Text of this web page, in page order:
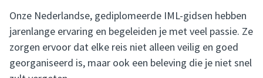
Onze Nederlandse, gediplomeerde IML-gidsen hebben
jarenlange ervaring en begeleiden je met veel passie. Ze
zorgen ervoor dat elke reis niet alleen veilig en goed
georganiseerd is, maar ook een beleving die je niet snel